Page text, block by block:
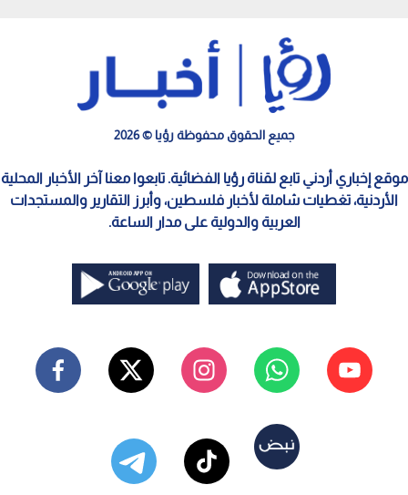
جميع الحقوق محفوظة رؤيا © 2026
موقع إخباري أردني تابع لقناة رؤيا الفضائية. تابعوا معنا آخر الأخبار المحلية
الأردنية، تغطيات شاملة لأخبار فلسطين، وأبرز التقارير والمستجدات
العربية والدولية على مدار الساعة.